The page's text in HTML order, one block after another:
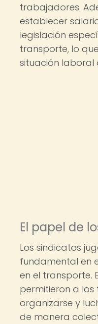
trabajadores.
establecer
legislación
transporte, lo
situación laboral
El papel de
Los sindicatos
fundamental en
en el transporte.
permitieron a
organizarse y
de manera